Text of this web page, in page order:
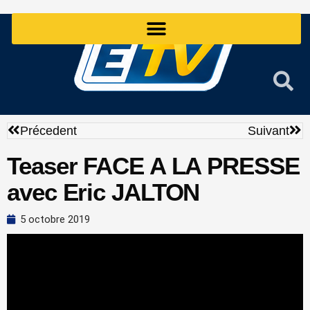
Précédent
Précedent Suivant
Teaser FACE A LA PRESSE
avec Eric JALTON
5 octobre 2019